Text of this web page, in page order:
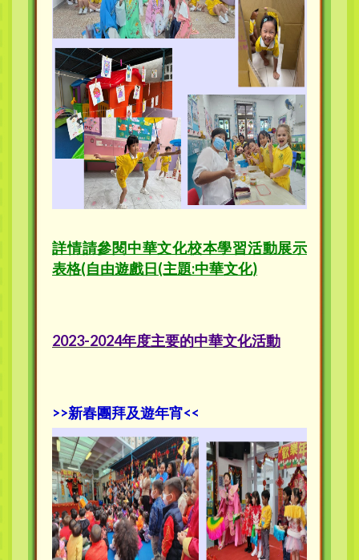
詳情請參閱中華文化校本學習活動展示
表格(自由遊戲日(主題:中華文化)
2023-2024年度主要的中華文化活動
>>新春團拜及遊年宵<<